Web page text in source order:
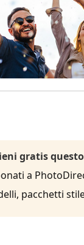
gratis
a
pacchetti